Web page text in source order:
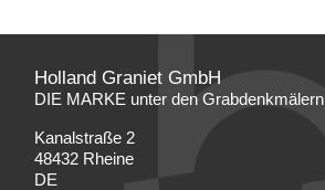
Holland Graniet GmbH
DIE MARKE unter den Grabdenkmälern
Kanalstraße 2
48432 Rheine
DE